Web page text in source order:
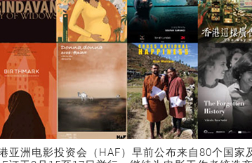
亚洲电影投资会（HAF）早前公布来自80个国家